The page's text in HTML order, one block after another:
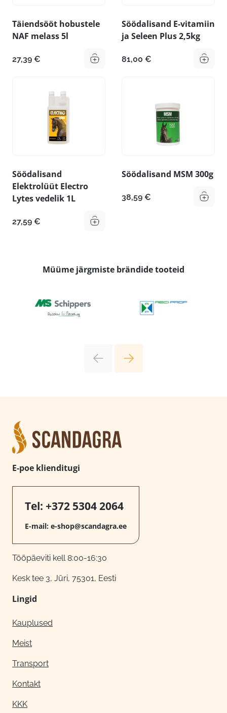
Täiendsööt hobustele
NAF melass 5l
27,39 €
Söödalisand E-vitamiin
ja Seleen Plus 2,5kg
81,00 €
Söödalisand
Elektrolüüt Electro
Lytes vedelik 1L
27,59 €
Söödalisand MSM 300g
38,59 €
Müüme järgmiste brändide tooteid
E-poe klienditugi
Tel: +372 5304 2064
E-mail: e-shop@scandagra.ee
Tööpäeviti kell 8:00-16:30
Kesk tee 3, Jüri, 75301, Eesti
Lingid
Kauplused
Meist
Transport
Kontakt
KKK